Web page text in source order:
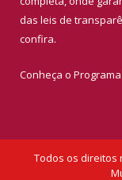
das leis de
confira.
Conheça o
Todos os direitos